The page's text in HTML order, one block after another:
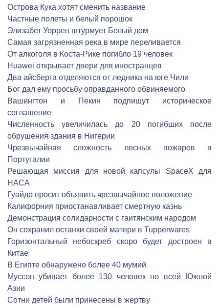
Острова Кука хотят сменить название
Частные полеты и белый порошок
Элизабет Уоррен штурмует Белый дом
Самая загрязненная река в мире переливается
От алкоголя в Коста-Рике погибло 19 человек
Huawei открывает двери для иностранцев
Два айсберга отделяются от ледника на юге Чили
Бог дал ему просьбу оправданного обвиняемого
Вашингтон и Пекин подпишут историческое
соглашение
Численность увеличилась до 20 погибших после
обрушения здания в Нигерии
Чрезвычайная сложность лесных пожаров в
Португалии
Решающая миссия для новой капсулы SpaceX для
НАСА
Гуайдо просит объявить чрезвычайное положение
Калифорния приостанавливает смертную казнь
Демонстрация солидарности с гаитянским народом
Он сохранил останки своей матери в Tupperwares
Горизонтальный небоскреб скоро будет достроен в
Китае
В Египте обнаружено более 40 мумий
Муссон убивает более 130 человек по всей Южной
Азии
Сотни детей были принесены в жертву